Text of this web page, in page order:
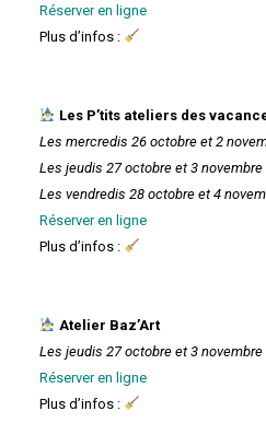
Réserver en ligne
Plus d’infos :
Les P’tits ateliers des
Les mercredis 26 octobre et 2
Les jeudis 27 octobre et 3 novembre
Les vendredis 28 octobre et 4
Réserver en ligne
Plus d’infos :
Atelier Baz’Art
Les jeudis 27 octobre et 3 novembre
Réserver en ligne
Plus d’infos :